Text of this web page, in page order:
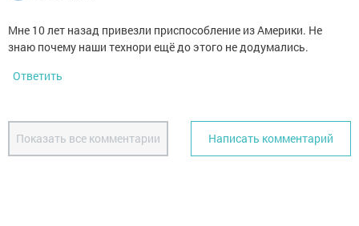
Мне 10 лет назад привезли приспособление из Америки. Не
знаю почему наши технори ещё до этого не додумались.
Ответить
Показать все комментарии Написать комментарий